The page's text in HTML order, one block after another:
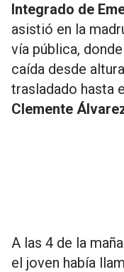
Integrado de
asistió en la
vía pública,
caída desde
trasladado hasta
Clemente
A las 4 de la
el joven había